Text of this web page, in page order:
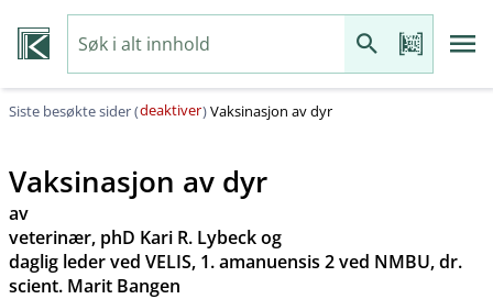
Siste besøkte sider (deaktiver)Vaksinasjon av dyr
Vaksinasjon av dyr
av
veterinær, phD Kari R. Lybeck og
daglig leder ved VELIS, 1. amanuensis 2 ved NMBU, dr.
scient. Marit Bangen